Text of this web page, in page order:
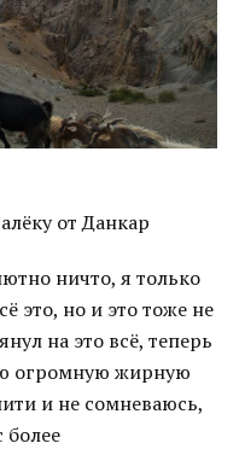
от Данкар
ничто, я только
это, но и это тоже не
на это всё, теперь
огромную жирную
и не сомневаюсь,
более